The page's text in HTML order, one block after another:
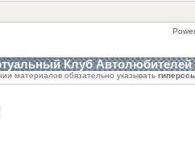
Клуб Автолюбителей
материалов обязательно указывать